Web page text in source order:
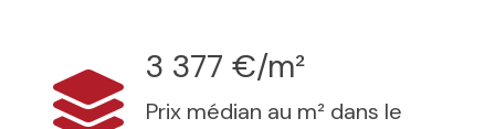
3 377 €/m²
Prix médian au m² dans le